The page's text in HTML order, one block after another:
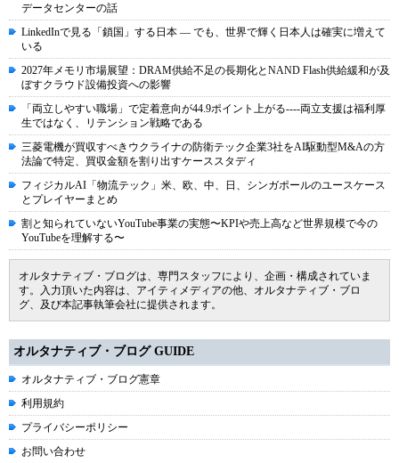
データセンターの話
LinkedInで見る「鎖国」する日本 ― でも、世界で輝く日本人は確実に増えて
いる
2027年メモリ市場展望：DRAM供給不足の長期化とNAND Flash供給緩和が及
ぼすクラウド設備投資への影響
「両立しやすい職場」で定着意向が44.9ポイント上がる----両立支援は福利厚
生ではなく、リテンション戦略である
三菱電機が買収すべきウクライナの防衛テック企業3社をAI駆動型M&Aの方
法論で特定、買収金額を割り出すケーススタディ
フィジカルAI「物流テック」米、欧、中、日、シンガポールのユースケース
とプレイヤーまとめ
割と知られていないYouTube事業の実態〜KPIや売上高など世界規模で今の
YouTubeを理解する〜
オルタナティブ・ブログは、専門スタッフにより、企画・構成されていま
す。入力頂いた内容は、アイティメディアの他、オルタナティブ・ブロ
グ、及び本記事執筆会社に提供されます。
オルタナティブ・ブログ GUIDE
オルタナティブ・ブログ憲章
利用規約
プライバシーポリシー
お問い合わせ